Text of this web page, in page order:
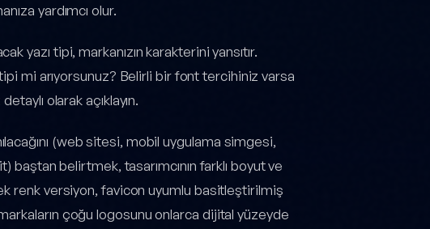
yardımcı olur.
yazı tipi, markanızın karakterini yansıtır.
mi arıyorsunuz? Belirli bir font tercihiniz varsa
olarak açıklayın.
(web sitesi, mobil uygulama simgesi,
belirtmek, tasarımcının farklı boyut ve
renk versiyon, favicon uyumlu basitleştirilmiş
çoğu logosunu onlarca dijital yüzeyde